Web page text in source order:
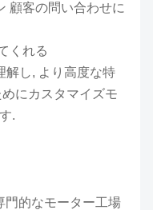
顧客の問い合わせに
くれる
解し, より高度な特
にカスタマイズモ
.
門的なモーター工場